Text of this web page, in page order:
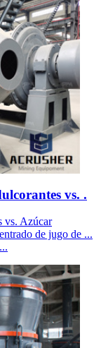
vs. .
vs. Azúcar
de jugo de ...